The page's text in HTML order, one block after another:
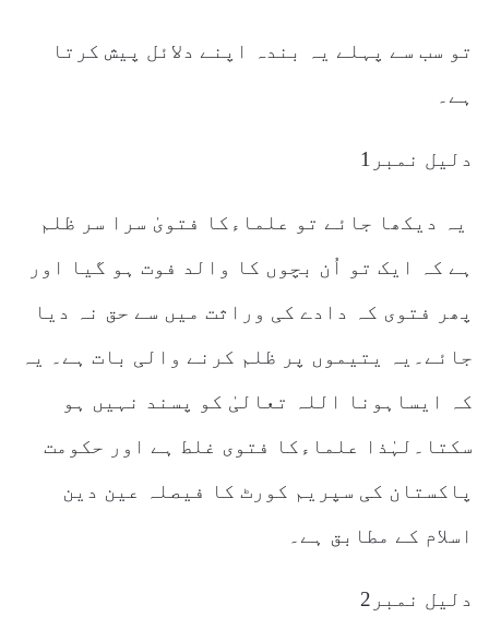
تو سب سے پہلے یہ بندہ اپنے دلائل پیش کرتا
ہے۔
دلیل نمبر1
یہ دیکھا جائے تو علماءکا فتویٰ سرا سر ظلم
ہے کہ ایک تو اُن بچوں کا والد فوت ہو گیا اور
پھر فتوی کہ دادے کی وراثت میں سے حق نہ دیا
جائے۔یہ یتیموں پر ظلم کرنے والی بات ہے۔ یہ
کہ ایساہونا اللہ تعالیٰ کو پسند نہیں ہو
سکتا۔لہٰذا علماءکا فتوی غلط ہے اور حکومت
پاکستان کی سپریم کورٹ کا فیصلہ عین دین
اسلام کے مطابق ہے۔
دلیل نمبر2